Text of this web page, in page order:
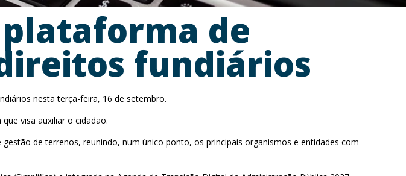
de
fundiários
nesta terça-feira, 16 de setembro.
visa auxiliar o cidadão.
de terrenos, reunindo, num único ponto, os principais organismos e entidades com